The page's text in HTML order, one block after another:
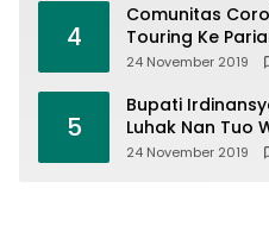
4
Comunitas
Touring Ke
24 November 2019
5
Bupati
Luhak Nan Tuo
Offroad 2019
24 November 2019